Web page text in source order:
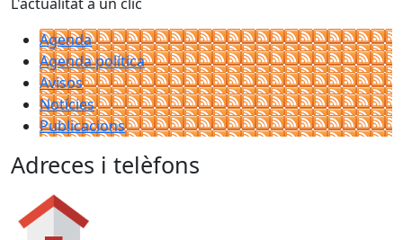
Agenda
Agenda política
Avisos
Notícies
Publicacions
Adreces i telèfons